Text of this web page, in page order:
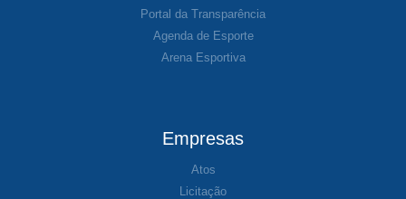
Portal da Transparência
Agenda de Esporte
Arena Esportiva
Empresas
Atos
Licitação